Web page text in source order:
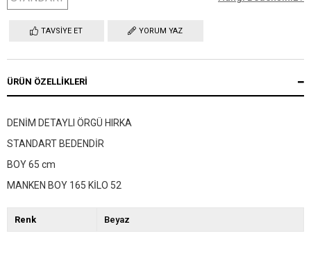
TAVSIYE ET YORUM YAZ
ÜRÜN ÖZELLIKLERI
DENİM DETAYLI ÖRGÜ HIRKA
STANDART BEDENDİR
BOY 65 cm
MANKEN BOY 165 KİLO 52
Renk Beyaz